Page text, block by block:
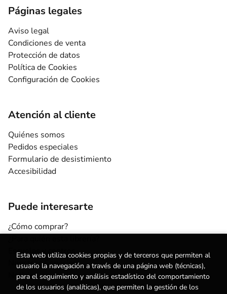
Páginas legales
Aviso legal
Condiciones de venta
Protección de datos
Política de Cookies
Configuración de Cookies
Atención al cliente
Quiénes somos
Pedidos especiales
Formulario de desistimiento
Accesibilidad
Puede interesarte
¿Cómo comprar?
Escuelas y centros
Nuestros Servicios
Noticias
Esta web utiliza cookies propias y de terceros que permiten al
usuario la navegación a través de una página web (técnicas),
para el seguimiento y análisis estadístico del comportamiento
de los usuarios (analíticas), que permiten la gestión de los